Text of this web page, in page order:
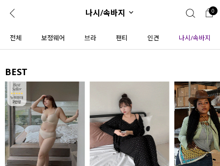
로그인 0
ENG
JP
콘텐츠 회원혜택 입
CATEGORY COMMUNITY
도착보장⚡
인플루언서 pick!
ALL
익스클루시브
나시/속바지 0
전체 보정웨어 브라 팬티 인견 나시/속바지
BEST